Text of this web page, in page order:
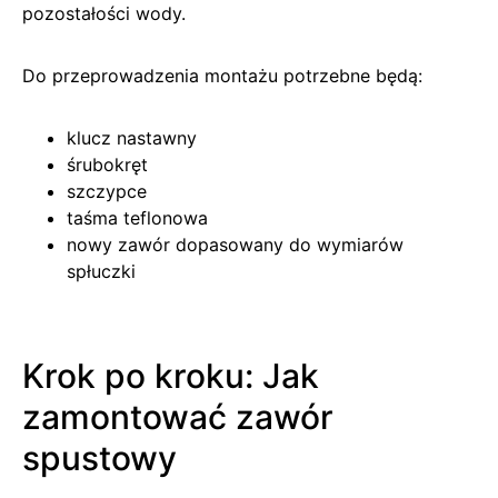
pozostałości wody.
Do przeprowadzenia montażu potrzebne będą:
klucz nastawny
śrubokręt
szczypce
taśma teflonowa
nowy zawór dopasowany do wymiarów
spłuczki
Krok po kroku: Jak
zamontować zawór
spustowy